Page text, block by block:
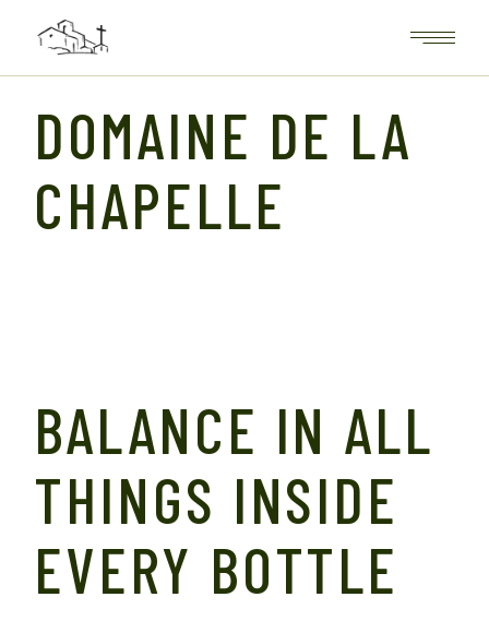
DOMAINE DE LA
CHAPELLE
BALANCE IN ALL
THINGS INSIDE
EVERY BOTTLE